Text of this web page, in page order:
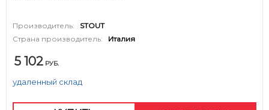
Производитель:
STOUT
Страна производитель:
Италия
5 102 РУБ.
удаленный склад